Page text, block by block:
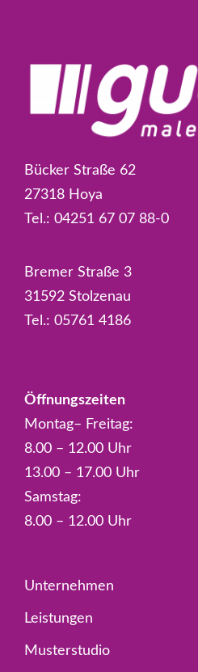
Bücker Straße 62
27318 Hoya
Tel.: 04251 67 07 88-0
Bremer Straße 3
31592 Stolzenau
Tel.: 05761 4186
Öffnungszeiten
Montag– Freitag:
8.00 – 12.00 Uhr
13.00 – 17.00 Uhr
Samstag:
8.00 – 12.00 Uhr
Unternehmen
Leistungen
Musterstudio